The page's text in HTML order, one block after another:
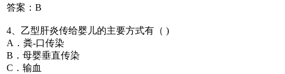
答案：B
4、乙型肝炎传给婴儿的主要方式有（ )
A．粪-口传染
B．母婴垂直传染
C．输血